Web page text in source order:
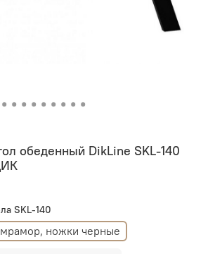
обеденный DikLine SKL-140
SKL-140
ножки черные